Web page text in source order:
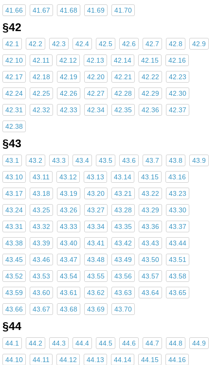
41.66 41.67 41.68 41.69 41.70
§42
42.1 42.2 42.3 42.4 42.5 42.6 42.7 42.8 42.9
42.10 42.11 42.12 42.13 42.14 42.15 42.16
42.17 42.18 42.19 42.20 42.21 42.22 42.23
42.24 42.25 42.26 42.27 42.28 42.29 42.30
42.31 42.32 42.33 42.34 42.35 42.36 42.37
42.38
§43
43.1 43.2 43.3 43.4 43.5 43.6 43.7 43.8 43.9
43.10 43.11 43.12 43.13 43.14 43.15 43.16
43.17 43.18 43.19 43.20 43.21 43.22 43.23
43.24 43.25 43.26 43.27 43.28 43.29 43.30
43.31 43.32 43.33 43.34 43.35 43.36 43.37
43.38 43.39 43.40 43.41 43.42 43.43 43.44
43.45 43.46 43.47 43.48 43.49 43.50 43.51
43.52 43.53 43.54 43.55 43.56 43.57 43.58
43.59 43.60 43.61 43.62 43.63 43.64 43.65
43.66 43.67 43.68 43.69 43.70
§44
44.1 44.2 44.3 44.4 44.5 44.6 44.7 44.8 44.9
44.10 44.11 44.12 44.13 44.14 44.15 44.16